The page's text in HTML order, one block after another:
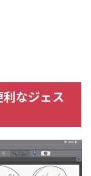
なジェス